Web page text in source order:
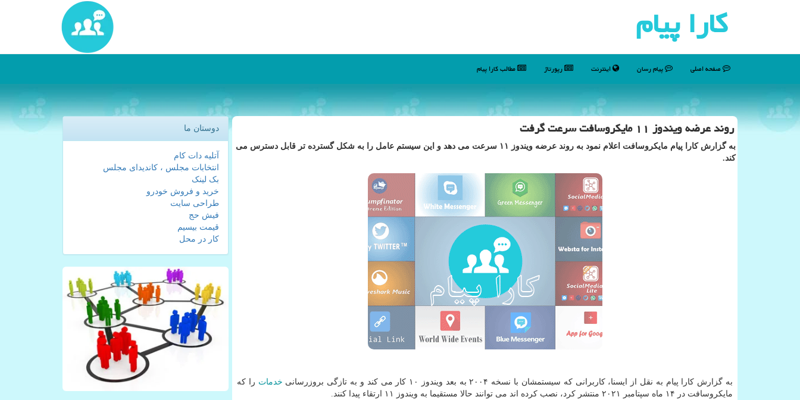
كارا پیام
صفحه اصلی پیام رسان اینترنت رپورتاژ مطالب كارا پیام
روند عرضه ویندوز ۱۱ مایکروسافت سرعت گرفت
به گزارش کارا پیام مایکروسافت اعلام نمود به روند عرضه ویندوز ۱۱ سرعت می دهد و این سیستم عامل را به شکل گسترده تر قابل دسترس می
کند.
به گزارش کارا پیام به نقل از ایسنا، کاربرانی که سیستمشان با نسخه ۲۰۰۴ به بعد ویندوز ۱۰ کار می کند و به تازگی بروزرسانی خدمات را که
مایکروسافت در ۱۴ ماه سپتامبر ۲۰۲۱ منتشر کرد، نصب کرده اند می توانند حالا مستقیما به ویندوز ۱۱ ارتقاء پیدا کنند.
دوستان ما
آتلیه دات کام
انتخابات مجلس ، کاندیدای مجلس
بک لینک
خرید و فروش خودرو
طراحی سایت
فیش حج
قیمت بیسیم
کار در محل